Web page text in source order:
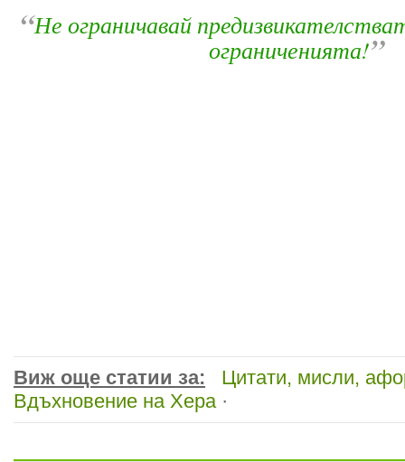
“Не ограничавай
ограниченията!”
Виж още статии за:
Цитати, мисли,
Вдъхновение на Хера·